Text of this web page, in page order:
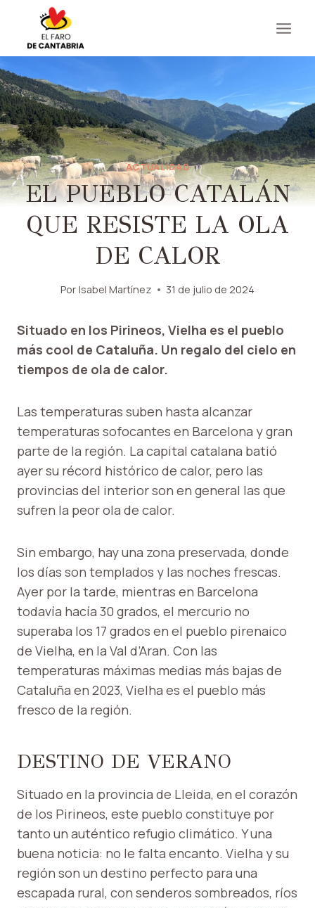
contenido
ACTUALIDAD
EL PUEBLO CATALÁN
QUE RESISTE LA OLA
DE CALOR
Por Isabel Martínez 31 de julio de 2024
Situado en los Pirineos, Vielha es el pueblo
más cool de Cataluña. Un regalo del cielo en
tiempos de ola de calor.
Las temperaturas suben hasta alcanzar
temperaturas sofocantes en Barcelona y gran
parte de la región. La capital catalana batió
ayer su récord histórico de calor, pero las
provincias del interior son en general las que
sufren la peor ola de calor.
Sin embargo, hay una zona preservada, donde
los días son templados y las noches frescas.
Ayer por la tarde, mientras en Barcelona
todavía hacía 30 grados, el mercurio no
superaba los 17 grados en el pueblo pirenaico
de Vielha, en la Val d’Aran. Con las
temperaturas máximas medias más bajas de
Cataluña en 2023, Vielha es el pueblo más
fresco de la región.
DESTINO DE VERANO
Situado en la provincia de Lleida, en el corazón
de los Pirineos, este pueblo constituye por
tanto un auténtico refugio climático. Y una
buena noticia: no le falta encanto. Vielha y su
región son un destino perfecto para una
escapada rural, con senderos sombreados, ríos